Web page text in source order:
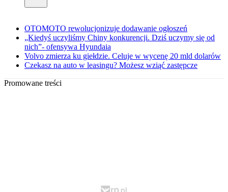
OTOMOTO rewolucjonizuje dodawanie ogłoszeń
„Kiedyś uczyliśmy Chiny konkurencji. Dziś uczymy się od
nich”- ofensywa Hyundaia
Volvo zmierza ku giełdzie. Celuje w wycenę 20 mld dolarów
Czekasz na auto w leasingu? Możesz wziąć zastępcze
Promowane treści